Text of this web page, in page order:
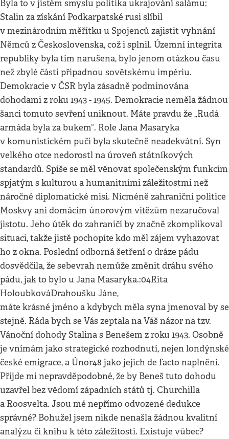
Byla to v jistém smyslu politika ukrajování salámu:
Stalin za získání Podkarpatské rusi slíbil
v mezinárodním měřítku u Spojenců zajistit vyhnání
Němců z Československa, což i splnil. Územní integrita
republiky byla tím narušena, bylo jenom otázkou času
než zbylé části připadnou sovětskému impériu.
Demokracie v ČSR byla zásadně podminována
dohodami z roku 1943 - 1945. Demokracie neměla žádnou
šanci tomuto sevření uniknout. Máte pravdu že „Rudá
armáda byla za bukem“. Role Jana Masaryka
v komunistickém puči byla skutečně neadekvátní. Syn
velkého otce nedorostl na úroveň státníkových
standardů. Spíše se měl věnovat společenským funkcím
spjatým s kulturou a humanitními záležitostmi než
náročné diplomatické misi. Nicméně zahraniční politice
Moskvy ani domácím únorovým vítězům nezaručoval
jistotu. Jeho útěk do zahraničí by značně zkomplikoval
situaci, takže jistě pochopíte kdo měl zájem vyhazovat
ho z okna. Poslední odborná šetření o dráze pádu
dosvědčila, že sebevrah nemůže změnit dráhu svého
pádu, jak to bylo u Jana Masaryka.:04Rita
HoloubkováDrahoušku Jáne,
máte krásné jméno a kdybych měla syna jmenoval by se
stejně. Ráda bych se Vás zeptala na Váš názor na tzv.
Vánoční dohody Stalina s Benešem z roku 1943. Osobně
je vnímám jako strategické rozhodnutí, nejen londýnské
české emigrace, a Únor48 jako jejich de facto naplnění.
Přijde mi nepravděpodobné, že by Beneš tuto dohodu
uzavřel bez vědomí západních států tj. Churchilla
a Roosvelta. Jsou mé nepřímo odvozené dedukce
správné? Bohužel jsem nikde nenašla žádnou kvalitní
analýzu či knihu k této záležitosti. Existuje vůbec?